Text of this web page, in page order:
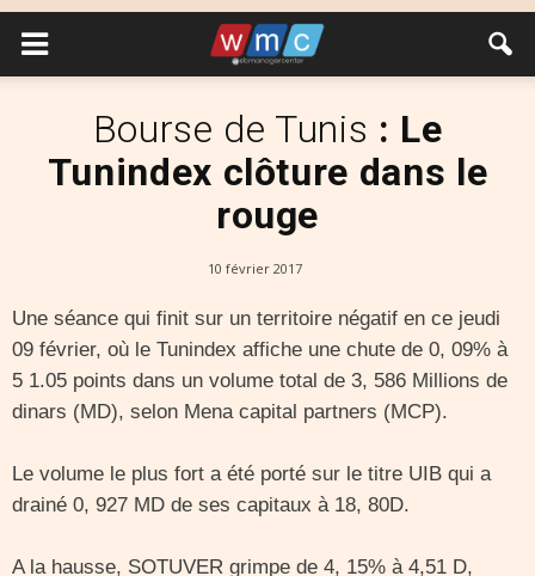
Bourse de Tunis : Le
Tunindex clôture dans le
rouge
10 février 2017
Une séance qui finit sur un territoire négatif en ce jeudi
09 février, où le Tunindex affiche une chute de 0, 09% à
5 1.05 points dans un volume total de 3, 586 Millions de
dinars (MD), selon Mena capital partners (MCP).
Le volume le plus fort a été porté sur le titre UIB qui a
drainé 0, 927 MD de ses capitaux à 18, 80D.
A la hausse, SOTUVER grimpe de 4, 15% à 4,51 D,